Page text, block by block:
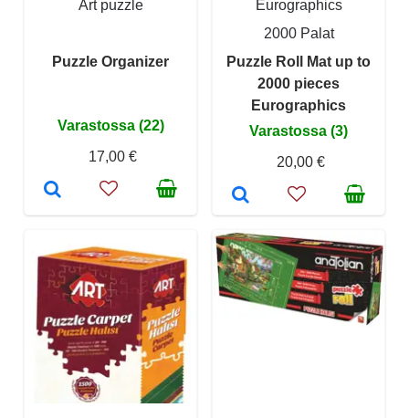
Art puzzle
Puzzle Organizer
Varastossa (22)
17,00 €
Eurographics
2000 Palat
Puzzle Roll Mat up to
2000 pieces
Eurographics
Varastossa (3)
20,00 €